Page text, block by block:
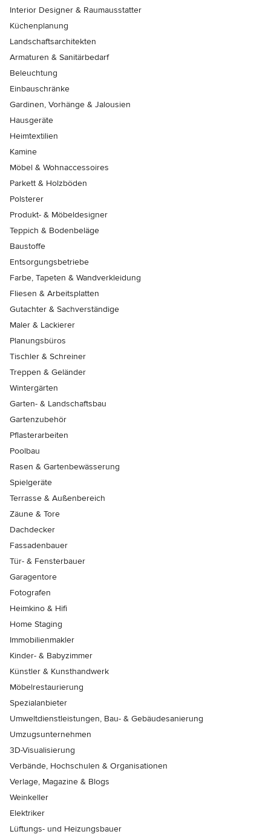
Interior Designer & Raumausstatter
Küchenplanung
Landschaftsarchitekten
Armaturen & Sanitärbedarf
Beleuchtung
Einbauschränke
Gardinen, Vorhänge & Jalousien
Hausgeräte
Heimtextilien
Kamine
Möbel & Wohnaccessoires
Parkett & Holzböden
Polsterer
Produkt- & Möbeldesigner
Teppich & Bodenbeläge
Baustoffe
Entsorgungsbetriebe
Farbe, Tapeten & Wandverkleidung
Fliesen & Arbeitsplatten
Gutachter & Sachverständige
Maler & Lackierer
Planungsbüros
Tischler & Schreiner
Treppen & Geländer
Wintergärten
Garten- & Landschaftsbau
Gartenzubehör
Pflasterarbeiten
Poolbau
Rasen & Gartenbewässerung
Spielgeräte
Terrasse & Außenbereich
Zäune & Tore
Dachdecker
Fassadenbauer
Tür- & Fensterbauer
Garagentore
Fotografen
Heimkino & Hifi
Home Staging
Immobilienmakler
Kinder- & Babyzimmer
Künstler & Kunsthandwerk
Möbelrestaurierung
Spezialanbieter
Umweltdienstleistungen, Bau- & Gebäudesanierung
Umzugsunternehmen
3D-Visualisierung
Verbände, Hochschulen & Organisationen
Verlage, Magazine & Blogs
Weinkeller
Elektriker
Lüftungs- und Heizungsbauer